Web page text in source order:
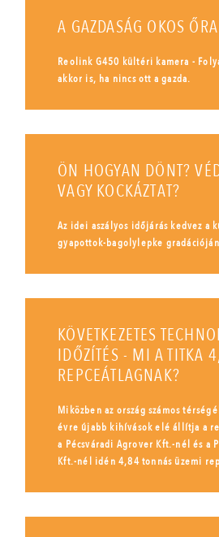
A GAZDASÁG OKOS
Reolink G450 kültéri kamera -
akkor is, ha nincs ott a gazda.
ÖN HOGYAN DÖNT?
VAGY KOCKÁZTAT?
Az idei aszályos időjárás kedvez a
gyapottok-bagolylepke
KÖVETKEZETES
IDŐZÍTÉS - MI A TITKA
REPCEÁTLAGNAK?
Miközben az ország számos
évre újabb kihívások elé állítja a
a Pécsváradi Agrover Kft.-nél és a
Kft.-nél idén 4,84 tonnás üzemi